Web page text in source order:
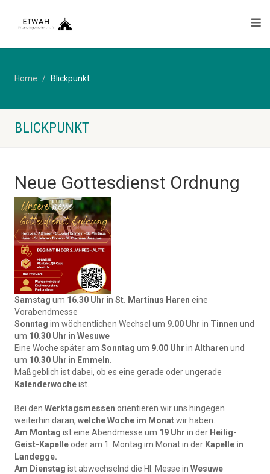
Home Blickpunkt
BLICKPUNKT
Neue Gottesdienst Ordnung
Samstag um 16.30 Uhr in St. Martinus Haren eine
Vorabendmesse
Sonntag im wöchentlichen Wechsel um 9.00 Uhr in Tinnen und
um 10.30 Uhr in Wesuwe
Eine Woche später am Sonntag um 9.00 Uhr in Altharen und
um 10.30 Uhr in Emmeln.
Maßgeblich ist dabei, ob es eine gerade oder ungerade
Kalenderwocheist.
Bei den Werktagsmessen orientieren wir uns hingegen
weiterhin daran, welche Woche im Monatwir haben.
Am Montag ist eine Abendmesse um 19 Uhr in der Heilig-
Geist-Kapelleoder am 1. Montag im Monat in der Kapelle in
Landegge.
Am Dienstag ist abwechselnd die Hl. Messe in Wesuwe